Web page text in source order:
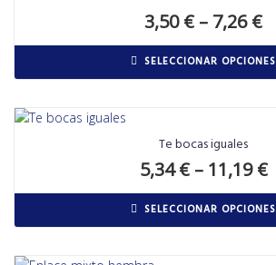
3,50€– 7,26€
SELECCIONAR OPCIONES
Te bocas iguales
5,34€– 11,19€
SELECCIONAR OPCIONES